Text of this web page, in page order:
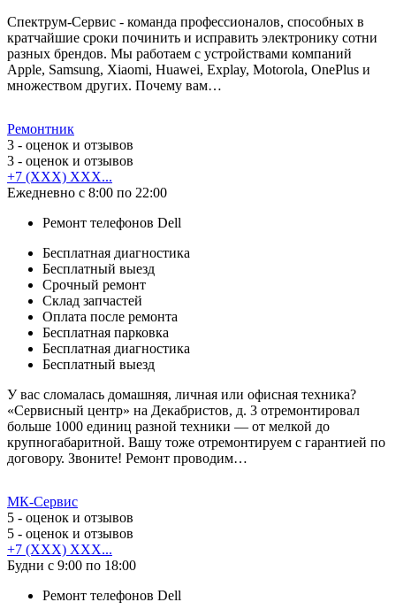
Спектрум-Сервис - команда профессионалов, способных в
кратчайшие сроки починить и исправить электронику сотни
разных брендов. Мы работаем с устройствами компаний
Apple, Samsung, Xiaomi, Huawei, Explay, Motorola, OnePlus и
множеством других. Почему вам…
Ремонтник
3 - оценок и отзывов
3 - оценок и отзывов
+7 (XXX) XXX...
Ежедневно с 8:00 по 22:00
Ремонт телефонов Dell
Бесплатная диагностика
Бесплатный выезд
Срочный ремонт
Cклад запчастей
Оплата после ремонта
Бесплатная парковка
Бесплатная диагностика
Бесплатный выезд
У вас сломалась домашняя, личная или офисная техника?
«Сервисный центр» на Декабристов, д. 3 отремонтировал
больше 1000 единиц разной техники — от мелкой до
крупногабаритной. Вашу тоже отремонтируем с гарантией по
договору. Звоните! Ремонт проводим…
МК-Сервис
5 - оценок и отзывов
5 - оценок и отзывов
+7 (XXX) XXX...
Будни с 9:00 по 18:00
Ремонт телефонов Dell